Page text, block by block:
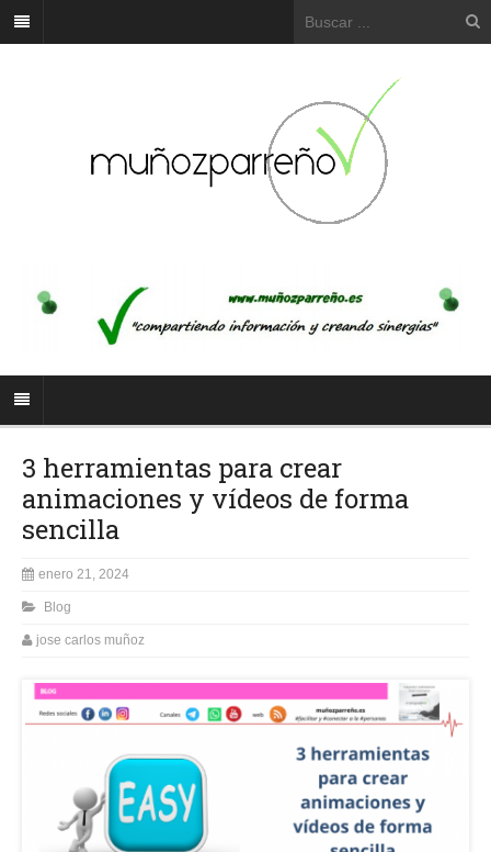
3 herramientas para crear
animaciones y vídeos de forma
sencilla
enero 21, 2024
Blog
jose carlos muñoz